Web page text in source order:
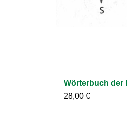
Wörterbuch der
28,00€